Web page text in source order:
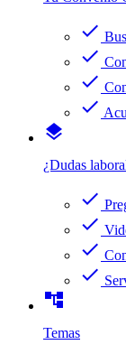
check
check
check
check
layers
¿Dudas
check
check
check
check
account_tree
Temas